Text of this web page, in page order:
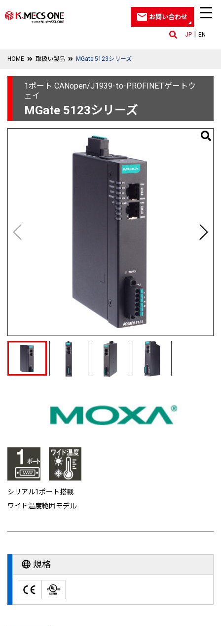
JP EN
お問い合わせ
HOME 取扱い製品 MGate 5123シリーズ
1ポート CANopen/J1939-to-PROFINETゲートウ
ェイ
MGate 5123シリーズ
シリアル1ポート搭載
ワイド温度範囲モデル
規格